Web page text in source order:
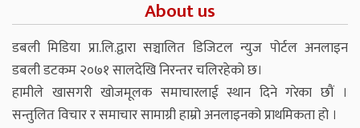
About us
डबली मिडिया प्रा.लि.द्वारा सञ्चालित डिजिटल न्युज पोर्टल अनलाइन
डबली डटकम २०७१ सालदेखि निरन्तर चलिरहेको छ।
हामीले खासगरी खोजमूलक समाचारलाई स्थान दिने गरेका छौं ।
सन्तुलित विचार र समाचार सामाग्री हाम्रो अनलाइनको प्राथमिकता हो ।